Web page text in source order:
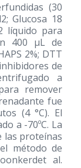
(30
Glucosa 18
líquido para
400 μL de
2%; DTT
de
a
remover
fue
(4 °C). El
a -70ºC. La
las proteínas
método de
al.